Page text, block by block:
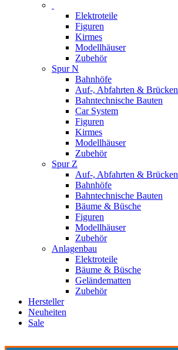
Elektroteile
Figuren
Kirmes
Modellhäuser
Zubehör
Spur N
Bahnhöfe
Auf-, Abfahrten & Brücken
Bahntechnische Bauten
Car System
Figuren
Kirmes
Modellhäuser
Zubehör
Spur Z
Auf-, Abfahrten & Brücken
Bahnhöfe
Bahntechnische Bauten
Bäume & Büsche
Figuren
Modellhäuser
Zubehör
Anlagenbau
Elektroteile
Bäume & Büsche
Geländematten
Zubehör
Hersteller
Neuheiten
Sale